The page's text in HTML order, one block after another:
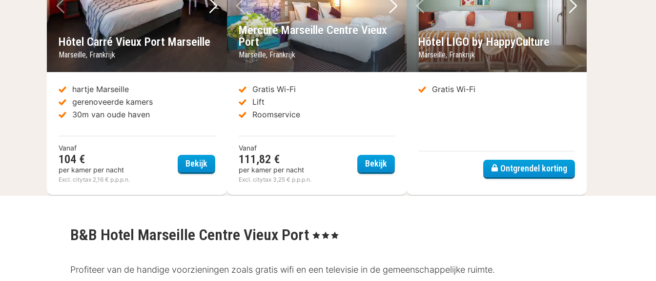
Vorige foto
Volgende foto
Hôtel Carré Vieux Port Marseille
Marseille, Frankrijk
hartje Marseille
gerenoveerde kamers
30m van oude haven
Vanaf
104 €
per kamer per nacht
Excl. citytax 2,16 € p.p.p.n.
BekijkHôtel Carré Vieux Port Marseille
Vorige foto
Volgende foto
Mercure Marseille Centre Vieux
Port
Marseille, Frankrijk
Gratis Wi-Fi
Lift
Roomservice
Vanaf
111,82 €
per kamer per nacht
Excl. citytax 3,25 € p.p.p.n.
Bekijk Mercure Marseille Centre Vieux Port
Vorige foto
Volgende foto
Hôtel LIGO by HappyCulture
Marseille, Frankrijk
Gratis Wi-Fi
Ontgrendel korting
B&B Hotel Marseille Centre Vieux Port , 3 Sterren
Profiteer van de handige voorzieningen zoals gratis wifi en een televisie in de gemeenschappelijke ruimte.